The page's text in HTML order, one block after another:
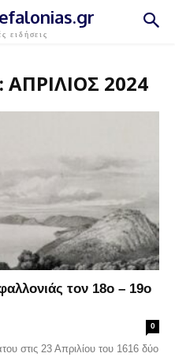
ειδήσεις
2024
τον 18ο – 19ο
0
στις 23 Απριλίου του 1616 δύο